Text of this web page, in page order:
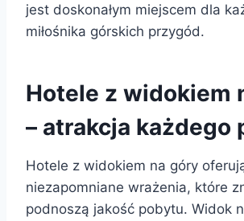
jest doskonałym miejscem dla
miłośnika górskich przygód.
Hotele z widokiem
– atrakcja każdego
Hotele z widokiem na góry
niezapomniane wrażenia, które
podnoszą jakość pobytu. Widok